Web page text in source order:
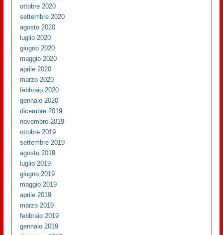
ottobre 2020
settembre 2020
agosto 2020
luglio 2020
giugno 2020
maggio 2020
aprile 2020
marzo 2020
febbraio 2020
gennaio 2020
dicembre 2019
novembre 2019
ottobre 2019
settembre 2019
agosto 2019
luglio 2019
giugno 2019
maggio 2019
aprile 2019
marzo 2019
febbraio 2019
gennaio 2019